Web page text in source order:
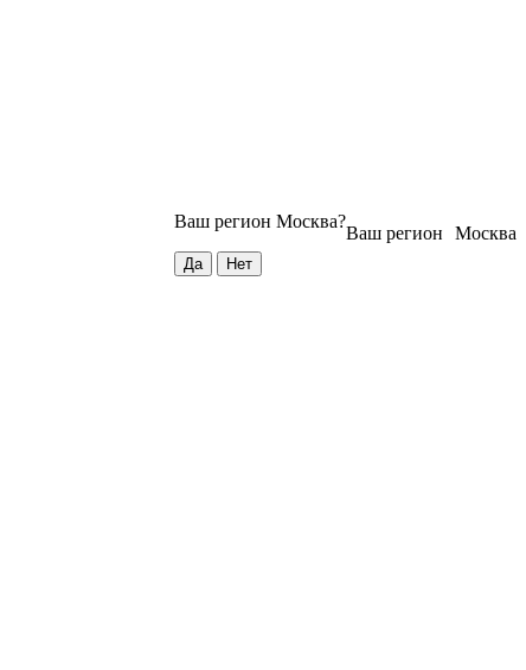
Москва
Ваш регион
Ваш регион Москва?